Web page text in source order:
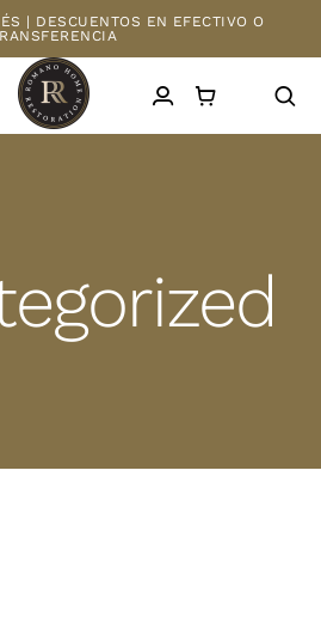
| DESCUENTOS EN EFECTIVO O
MAYORISTAS